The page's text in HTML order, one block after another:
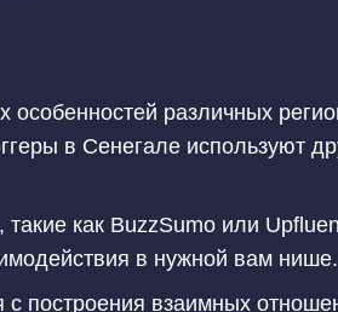
различных
в Сенегале используют
как BuzzSumo или
в нужной вам нише.
с построения взаимных